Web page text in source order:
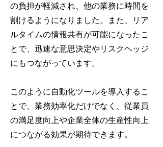
の負担が軽減され、他の業務に時間を
割けるようになりました。また、リア
ルタイムの情報共有が可能になったこ
とで、迅速な意思決定やリスクヘッジ
にもつながっています。
このように自動化ツールを導入するこ
とで、業務効率化だけでなく、従業員
の満足度向上や企業全体の生産性向上
につながる効果が期待できます。